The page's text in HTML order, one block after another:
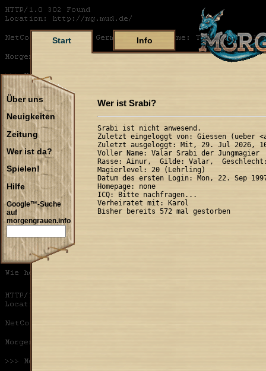
Start Info
Über uns
Neuigkeiten
Zeitung
Wer ist da?
Spielen!
Hilfe
Google™-Suche
auf
morgengrauen.info
Wer ist Srabi?
Srabi ist nicht anwesend.
Zuletzt eingeloggt von: Giessen (ueber
Zuletzt ausgeloggt: Mit, 29. Jul 2026,
Voller Name: Valar Srabi der Jungmagier
Rasse: Ainur,  Gilde: Valar,
Magierlevel: 20 (Lehrling)
Datum des ersten Login: Mon, 22. Sep
Homepage: none
ICQ: Bitte nachfragen...
Verheiratet mit: Karol